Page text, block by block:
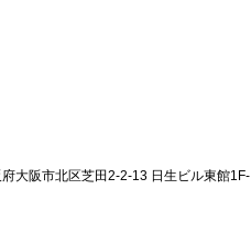
大阪市北区芝田2-2-13 日生ビル東館1F-